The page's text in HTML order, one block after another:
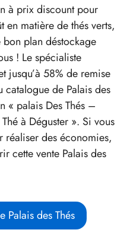
à prix discount pour
matière de thés verts,
plan déstockage
! Le spécialiste
jusqu’à 58% de remise
catalogue de Palais des
« palais Des Thés –
à Déguster ». Si vous
des économies,
cette vente Palais des
Palais des Thés